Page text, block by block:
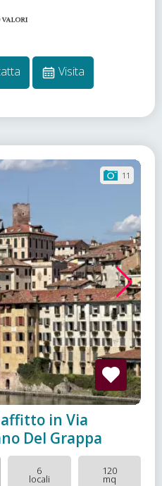
Visita
11
in Via
Del Grappa
6
locali
120
mq